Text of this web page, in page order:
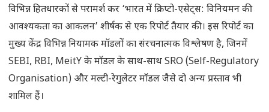
विभिन्न हितधारकों से परामर्श कर ‘भारत में क्रिप्टो-एसेट्स: विनियमन की
आवश्यकता का आकलन’ शीर्षक से एक रिपोर्ट तैयार की। इस रिपोर्ट का
मुख्य केंद्र विभिन्न नियामक मॉडलों का संरचनात्मक विश्लेषण है, जिनमें
SEBI, RBI, MeitY के मॉडल के साथ-साथ SRO (Self-Regulatory
Organisation) और मल्टी-रेगुलेटर मॉडल जैसे दो अन्य प्रस्ताव भी
शामिल हैं।